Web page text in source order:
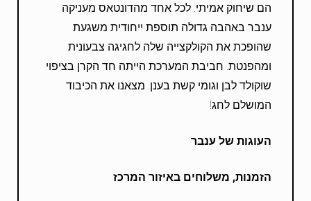
הם שיחוק אמיתי. לכל אחד מהדונטאס מעניקה
ענבר באהבה גדולה תוספת ייחודית משגעת
שהופכת את הקולקצייה שלה לחגיגה צבעונית
ומהפנטת. חביבת המערכת הייתה חד הקרן בציפוי
שוקולד לבן וגומי קשת בענן. מצאנו את הכיבוד
המושלם לחג!
העוגות של ענבר
הזמנות, משלוחים באיזור המרכז